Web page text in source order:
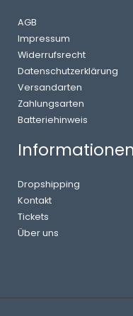
AGB
Impressum
Widerrufsrecht
Datenschutzerklärung
Versandarten
Zahlungsarten
Batteriehinweis
Informationen
Dropshipping
Kontakt
Tickets
Über uns